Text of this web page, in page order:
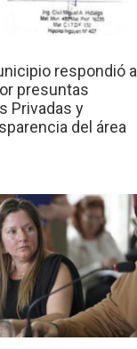
respondió a
presuntas
Privadas y
del área